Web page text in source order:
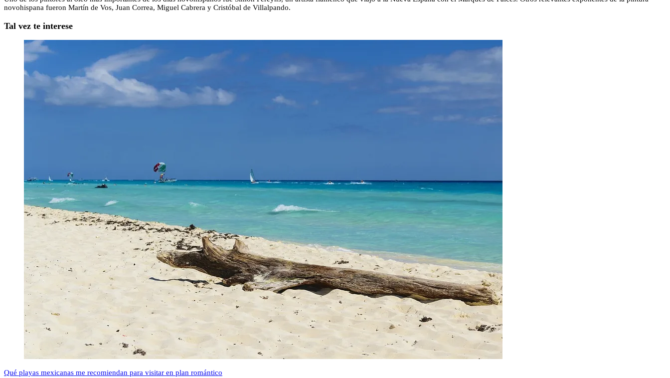
novohispana fueron Martín de Vos, Juan Correa, Miguel Cabrera y Cristóbal de Villalpando.
Tal vez te interese
Qué playas mexicanas me recomiendan para visitar en plan romántico